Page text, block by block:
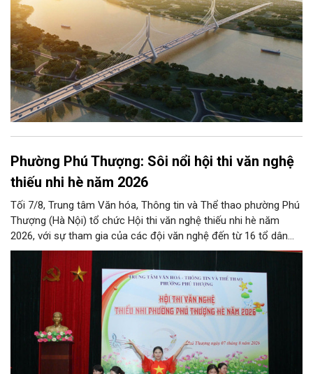
Phường Phú Thượng: Sôi nổi hội thi văn nghệ
thiếu nhi hè năm 2026
Tối 7/8, Trung tâm Văn hóa, Thông tin và Thể thao phường Phú
Thượng (Hà Nội) tổ chức Hội thi văn nghệ thiếu nhi hè năm
2026, với sự tham gia của các đội văn nghệ đến từ 16 tổ dân
phố trên địa bàn.